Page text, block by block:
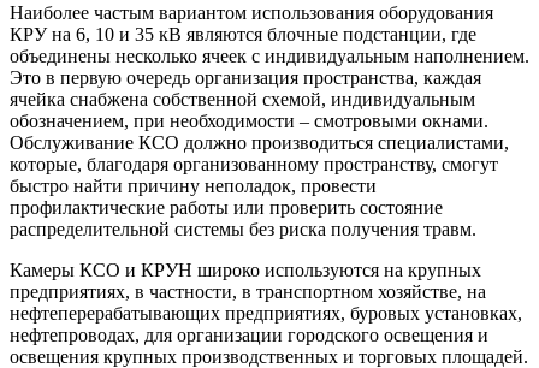
Наиболее частым вариантом использования оборудования
КРУ на 6, 10 и 35 кВ являются блочные подстанции, где
объединены несколько ячеек с индивидуальным наполнением.
Это в первую очередь организация пространства, каждая
ячейка снабжена собственной схемой, индивидуальным
обозначением, при необходимости – смотровыми окнами.
Обслуживание КСО должно производиться специалистами,
которые, благодаря организованному пространству, смогут
быстро найти причину неполадок, провести
профилактические работы или проверить состояние
распределительной системы без риска получения травм.
Камеры КСО и КРУН широко используются на крупных
предприятиях, в частности, в транспортном хозяйстве, на
нефтеперерабатывающих предприятиях, буровых установках,
нефтепроводах, для организации городского освещения и
освещения крупных производственных и торговых площадей.